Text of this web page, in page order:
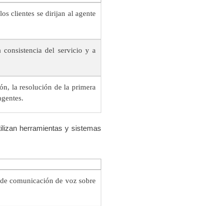
clientes se dirijan al agente
consistencia del servicio y a
la resolución de la primera
herramientas y sistemas
comunicación de voz sobre